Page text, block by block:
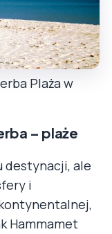
Plaża w
– plaże
destynacji, ale
i
Hammamet